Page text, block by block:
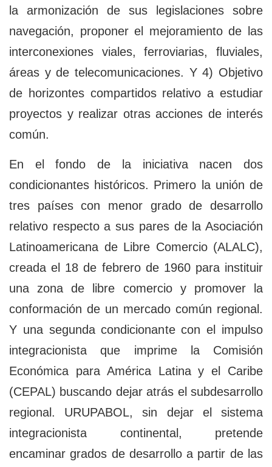
la armonización de sus legislaciones sobre
navegación, proponer el mejoramiento de las
interconexiones viales, ferroviarias, fluviales,
áreas y de telecomunicaciones. Y 4) Objetivo
de horizontes compartidos relativo a estudiar
proyectos y realizar otras acciones de interés
común.
En el fondo de la iniciativa nacen dos
condicionantes históricos. Primero la unión de
tres países con menor grado de desarrollo
relativo respecto a sus pares de la Asociación
Latinoamericana de Libre Comercio (ALALC),
creada el 18 de febrero de 1960 para instituir
una zona de libre comercio y promover la
conformación de un mercado común regional.
Y una segunda condicionante con el impulso
integracionista que imprime la Comisión
Económica para América Latina y el Caribe
(CEPAL) buscando dejar atrás el subdesarrollo
regional. URUPABOL, sin dejar el sistema
integracionista continental, pretende
encaminar grados de desarrollo a partir de las